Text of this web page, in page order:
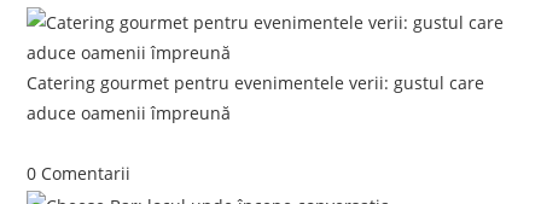
Catering gourmet pentru evenimentele verii: gustul care
aduce oamenii împreună
0 Comentarii